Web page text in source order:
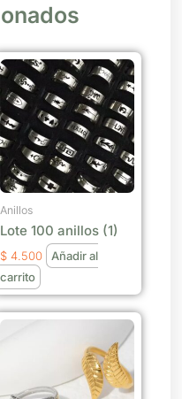
Anillos
Lote 100 anillos (1)
$ 4.500
Añadir al
carrito
Este
producto
tiene
múltiples